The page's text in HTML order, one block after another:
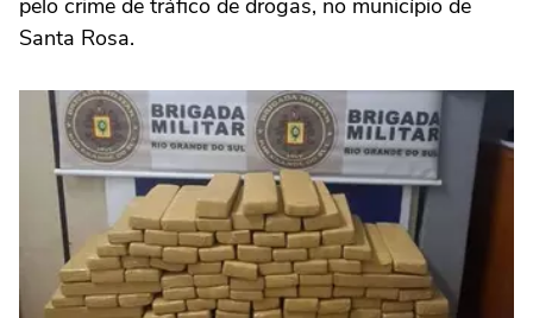
pelo crime de tráfico de drogas, no município de
Santa Rosa.